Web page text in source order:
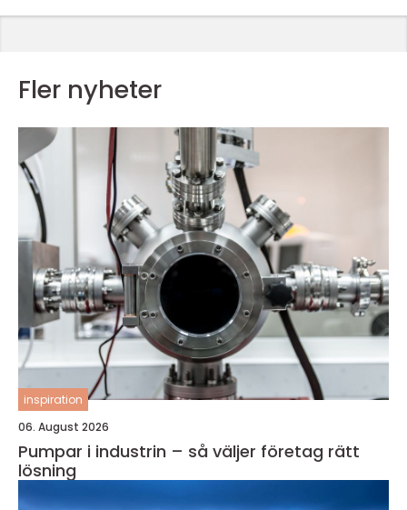
Fler nyheter
inspiration
06. August 2026
Pumpar i industrin – så väljer företag rätt
lösning